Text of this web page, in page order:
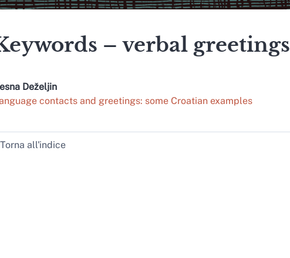
– verbal greetings
Deželjin
contacts and greetings: some Croatian examples
Torna all'indice